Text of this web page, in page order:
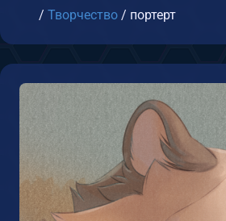
Главная
/ Творчество / портерт